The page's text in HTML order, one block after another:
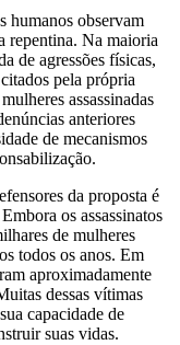
humanos observam
repentina. Na maioria
de agressões físicas,
pela própria
assassinadas
anteriores
de mecanismos
da proposta é
os assassinatos
de mulheres
todos os anos. Em
aproximadamente
dessas vítimas
capacidade de
suas vidas.